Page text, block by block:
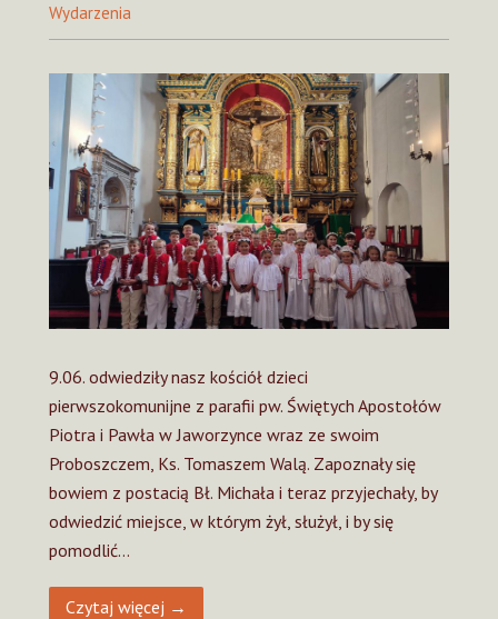
Wydarzenia
9.06. odwiedziły nasz kościół dzieci
pierwszokomunijne z parafii pw. Świętych Apostołów
Piotra i Pawła w Jaworzynce wraz ze swoim
Proboszczem, Ks. Tomaszem Walą. Zapoznały się
bowiem z postacią Bł. Michała i teraz przyjechały, by
odwiedzić miejsce, w którym żył, służył, i by się
pomodlić…
Czytaj więcej →